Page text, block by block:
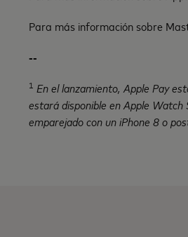
Para más información sobre
--
1 En el lanzamiento, Apple Pay
estará disponible en Apple
emparejado con un iPhone 8 o